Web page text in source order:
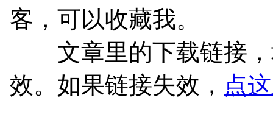
客，可以收藏我。
文章里的下载链接，
效。如果链接失效， 点